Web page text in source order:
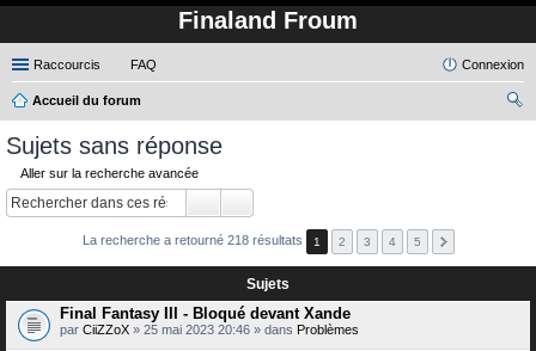
Finaland Froum
Raccourcis FAQ Connexion
Accueil du forum
Sujets sans réponse
Aller sur la recherche avancée
La recherche a retourné 218 résultats 1 2 3 4 5
Sujets
Final Fantasy III - Bloqué devant Xande
par CiiZZoX » 25 mai 2023 20:46 » dans Problèmes